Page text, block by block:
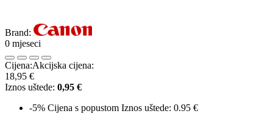
Brand:
0 mjeseci
Cijena:Akcijska cijena:
18,95 €
Iznos uštede: 0,95 €
-5% Cijena s popustom Iznos uštede: 0.95 €